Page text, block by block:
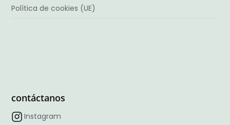
Política de cookies (UE)
contáctanos
Instagram